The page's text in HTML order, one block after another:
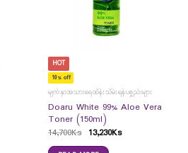
HOT
10% off
မျက်နှာအသားရေထိန်းသိမ်းရန်ပစ္စည်းများ
Doaru White 99% Aloe Vera
Toner (150ml)
14,700Ks 13,230Ks